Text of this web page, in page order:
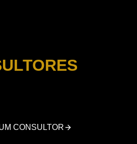
CONSULTOR